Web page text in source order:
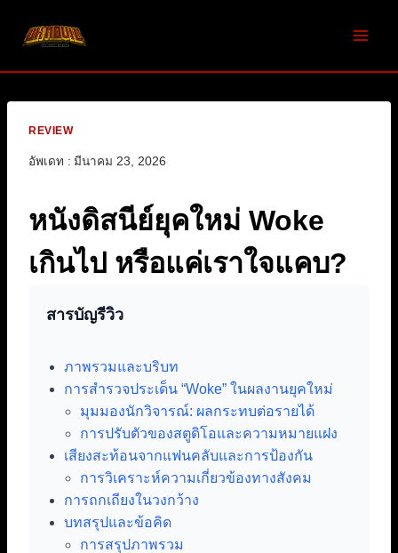
REVIEW
อัพเดท : มีนาคม 23, 2026
หนังดิสนีย์ยุคใหม่ Woke
เกินไป หรือแค่เราใจแคบ?
สารบัญรีวิว
ภาพรวมและบริบท
การสำรวจประเด็น “Woke” ในผลงานยุคใหม่
มุมมองนักวิจารณ์: ผลกระทบต่อรายได้
การปรับตัวของสตูดิโอและความหมายแฝง
เสียงสะท้อนจากแฟนคลับและการป้องกัน
การวิเคราะห์ความเกี่ยวข้องทางสังคม
การถกเถียงในวงกว้าง
บทสรุปและข้อคิด
การสรุปภาพรวม